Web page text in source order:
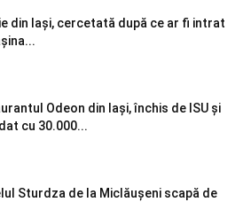
din Iași, cercetată după ce ar fi intrat
Odeon din Iași, închis de ISU și
cu 30.000...
Sturdza de la Miclăușeni scapă de